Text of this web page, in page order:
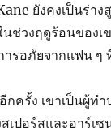
ยังคงเป็นร่าง
ช่วงฤดูร้อนของเ
รอภัยจากแฟน ๆ
กครั้ง เขาเป็นผู้ท
เปอร์สและอาร์เ